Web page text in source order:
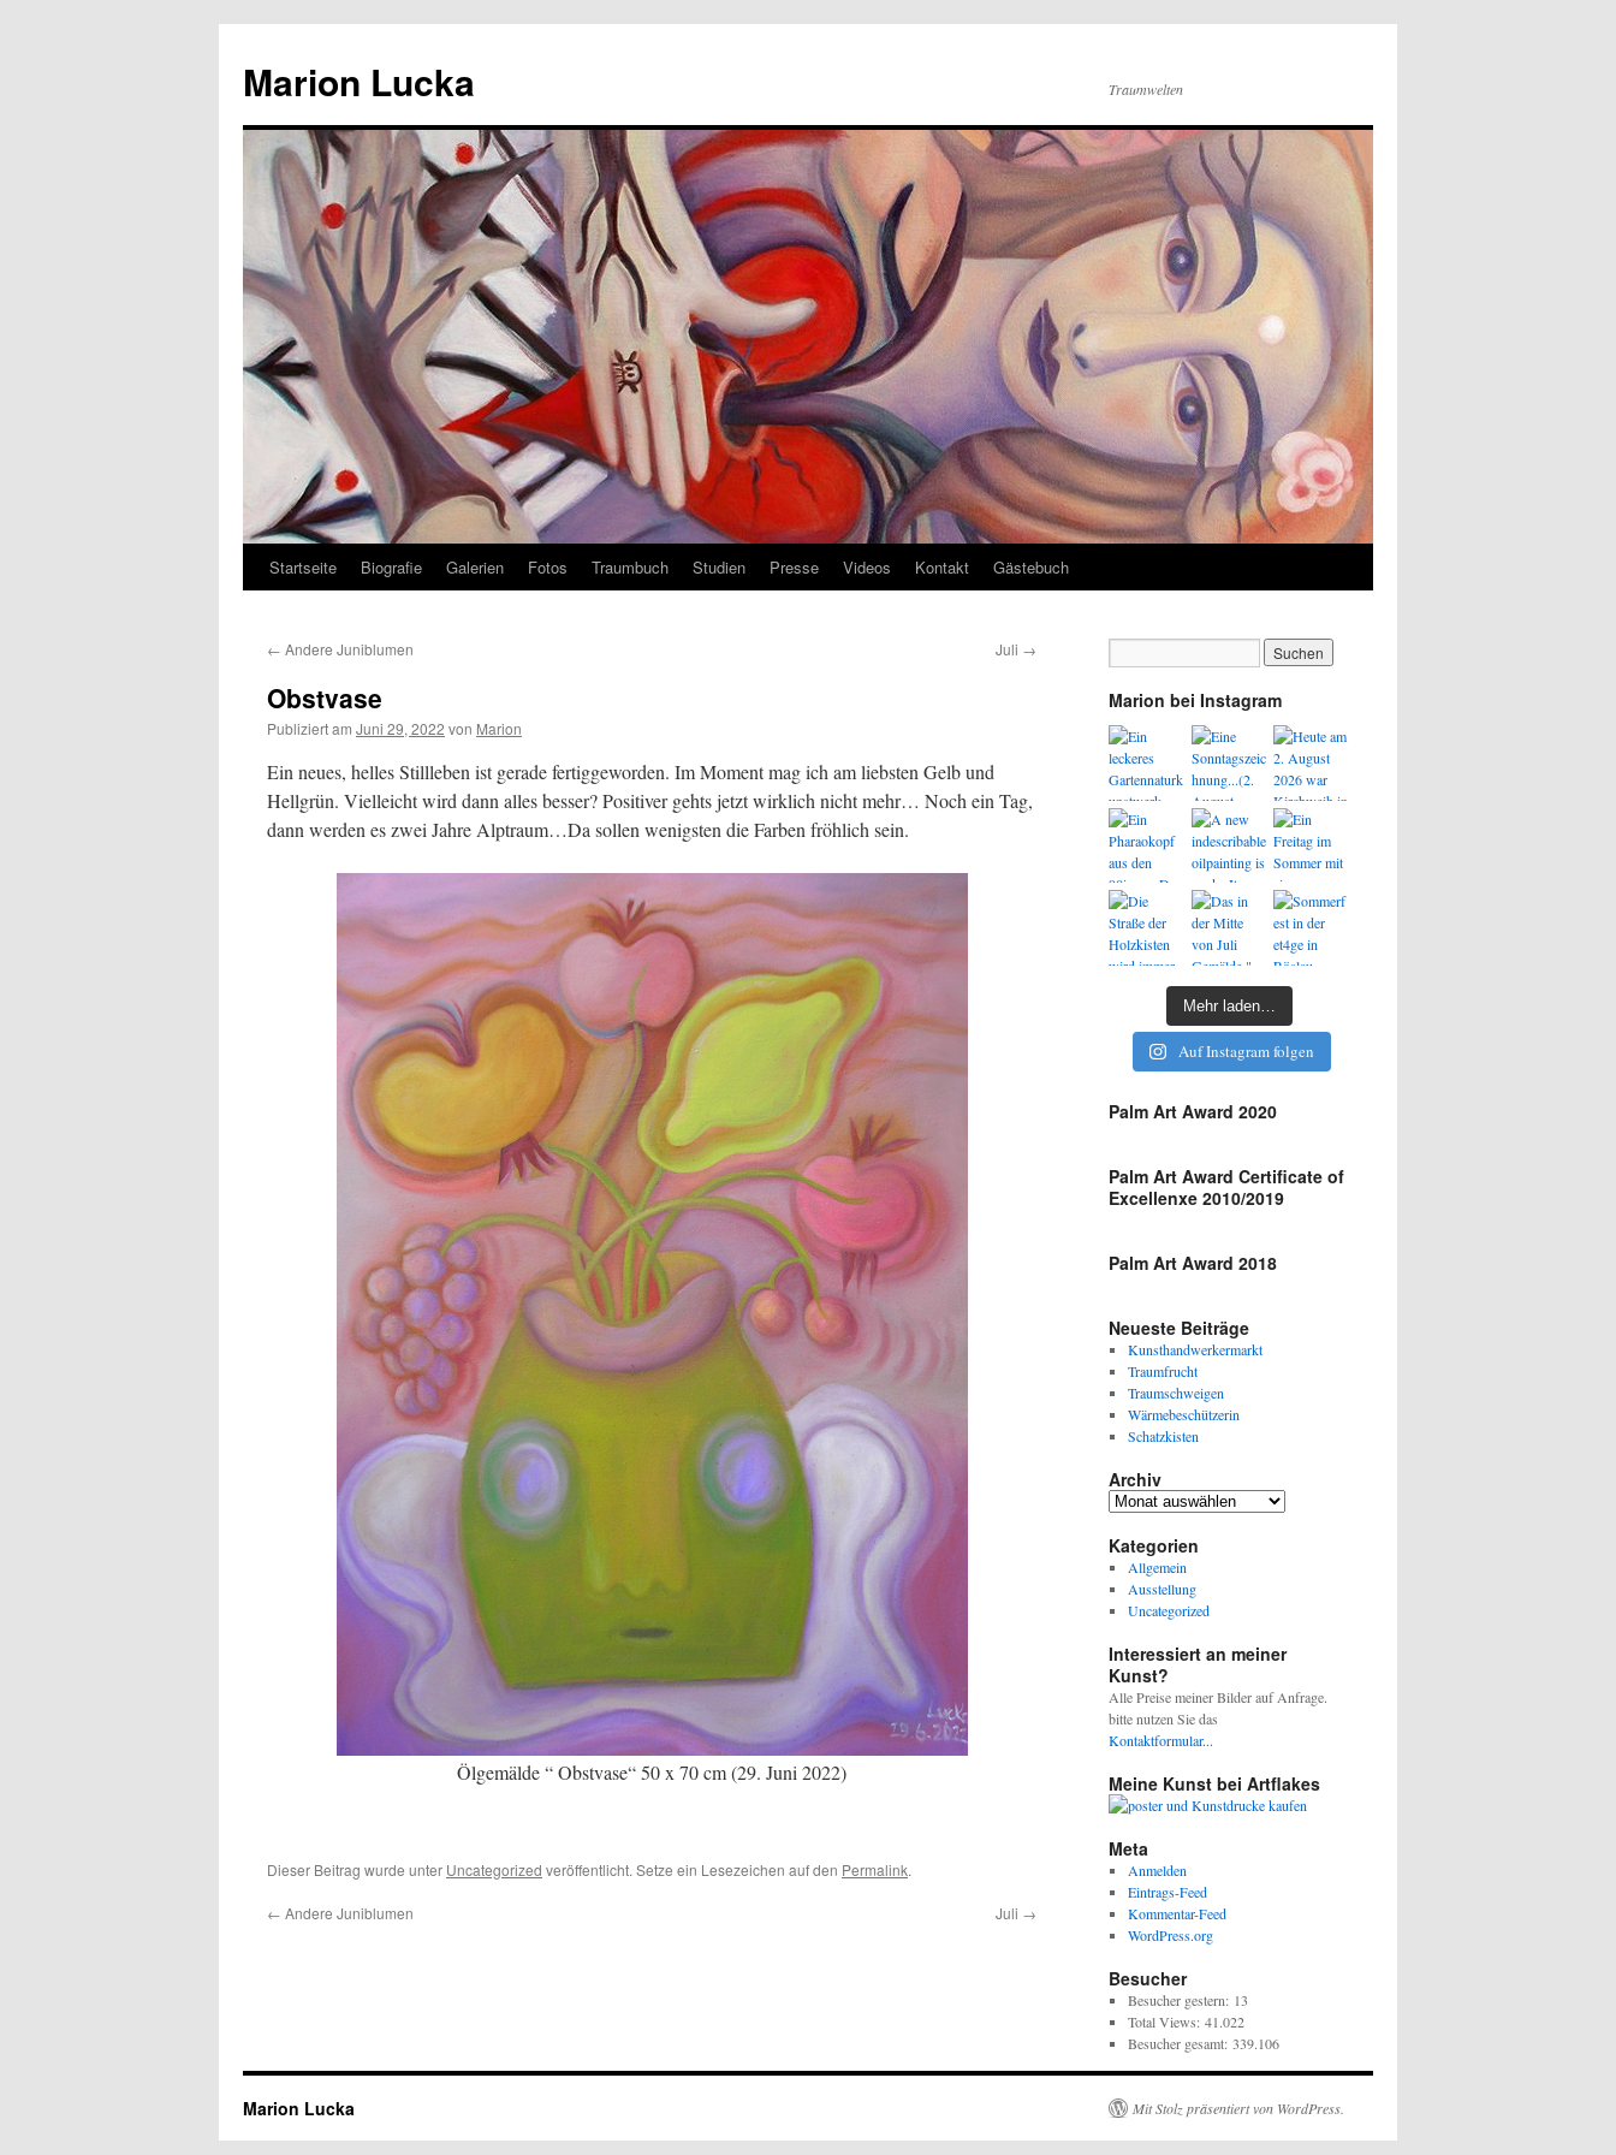
Marion Lucka Traumwelten
Zum
springen
Startseite Biografie Galerien Fotos Traumbuch Studien Presse Videos Kontakt Gästebuch
← Andere Juniblumen Juli →
Obstvase
Publiziert am Juni 29, 2022 von Marion
Ein neues, helles Stillleben ist gerade fertiggeworden. Im Moment mag ich am liebsten Gelb und
Hellgrün. Vielleicht wird dann alles besser? Positiver gehts jetzt wirklich nicht mehr… Noch ein Tag,
dann werden es zwei Jahre Alptraum…Da sollen wenigsten die Farben fröhlich sein.
Ölgemälde “ Obstvase“ 50 x 70 cm (29. Juni 2022)
Dieser Beitrag wurde unter Uncategorized veröffentlicht. Setze ein Lesezeichen auf den Permalink.
← Andere Juniblumen Juli →
Marion bei Instagram
Mehr laden…
Auf Instagram folgen
Palm Art Award 2020
Palm Art Award Certificate of
Excellenxe 2010/2019
Palm Art Award 2018
Neueste Beiträge
Kunsthandwerkermarkt
Traumfrucht
Traumschweigen
Wärmebeschützerin
Schatzkisten
Archiv
Archiv
Kategorien
Allgemein
Ausstellung
Uncategorized
Interessiert an meiner
Kunst?
Alle Preise meiner Bilder auf Anfrage.
bitte nutzen Sie das
Kontaktformular...
Meine Kunst bei Artflakes
Meta
Anmelden
Eintrags-Feed
Kommentar-Feed
WordPress.org
Besucher
Besucher gestern: 13
Total Views: 41.022
Besucher gesamt: 339.106
Marion Lucka Mit Stolz präsentiert von WordPress.